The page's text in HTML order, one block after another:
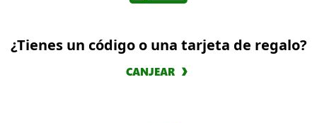
¿Tienes un código o una tarjeta de regalo?
CANJEAR